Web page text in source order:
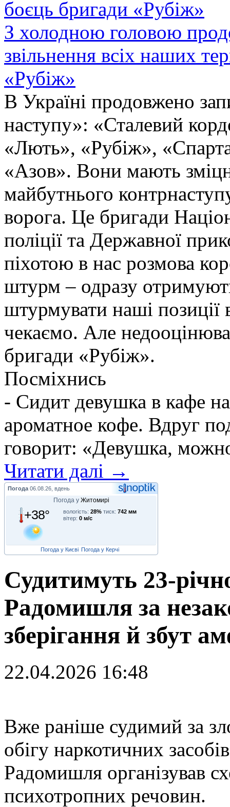
З холодною головою
звільнення всіх наших
«Рубіж»
В Україні продовжено
наступу»: «Сталевий
«Лють», «Рубіж»,
«Азов». Вони мають
майбутнього
ворога. Це бригади
поліції та Державної
піхотою в нас розмова
штурм – одразу
штурмувати наші позиції
чекаємо. Але
бригади «Рубіж».
Посміхнись
- Сидит девушка в кафе
ароматное кофе. Вдруг
говорит: «Девушка,
Читати далі →
Погода 06.08.26, вдень
Погода у Житомирі
+38° вологість: 28% тиск: 742 мм
вітер: 0 м/с
Погода у Києві Погода у Керчі
Судитимуть 23-
Радомишля за
зберігання й збут
22.04.2026 16:48
Вже раніше судимий за
обігу наркотичних
Радомишля організував
психотропних речовин.